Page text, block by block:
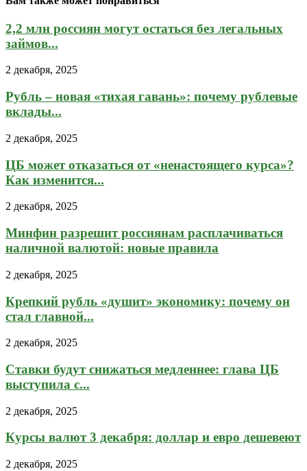
2,2 млн россиян могут остаться без легальных
займов...
2 декабря, 2025
Рубль – новая «тихая гавань»: почему рублевые
вклады...
2 декабря, 2025
ЦБ может отказаться от «ненастоящего курса»?
Как изменится...
2 декабря, 2025
Минфин разрешит россиянам расплачиваться
наличной валютой: новые правила
2 декабря, 2025
Крепкий рубль «душит» экономику: почему он
стал главной...
2 декабря, 2025
Ставки будут снижаться медленнее: глава ЦБ
выступила с...
2 декабря, 2025
Курсы валют 3 декабря: доллар и евро дешевеют
2 декабря, 2025